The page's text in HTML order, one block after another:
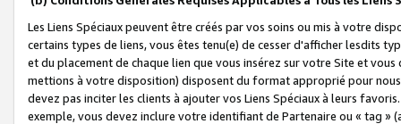
Les Liens Spéciaux peuvent être créés par vos soins ou mis à votre
certains types de liens, vous êtes tenu(e) de cesser d'afficher lesdits
et du placement de chaque lien que vous insérez sur votre Site et
mettions à votre disposition) disposent du format approprié pour
devez pas inciter les clients à ajouter vos Liens Spéciaux à leurs
exemple, vous devez inclure votre identifiant de Partenaire ou « tag